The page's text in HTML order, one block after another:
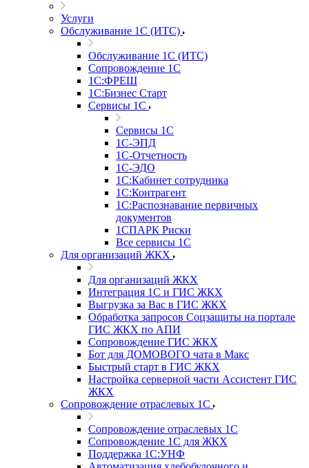
Услуги
Обслуживание 1С (ИТС)
Обслуживание 1С (ИТС)
Сопровождение 1С
1С:ФРЕШ
1С:Бизнес Старт
Сервисы 1С
Сервисы 1С
1С-ЭПД
1С-Отчетность
1С-ЭДО
1С:Кабинет сотрудника
1С:Контрагент
1С:Распознавание первичных
документов
1СПАРК Риски
Все сервисы 1С
Для организаций ЖКХ
Для организаций ЖКХ
Интеграция 1С и ГИС ЖКХ
Выгрузка за Вас в ГИС ЖКХ
Обработка запросов Соцзащиты на портале
ГИС ЖКХ по АПИ
Сопровождение ГИС ЖКХ
Бот для ДОМОВОГО чата в Макс
Быстрый старт в ГИС ЖКХ
Настройка серверной части Ассистент ГИС
ЖКХ
Сопровождение отраслевых 1С
Сопровождение отраслевых 1С
Сопровождение 1С для ЖКХ
Поддержка 1С:УНФ